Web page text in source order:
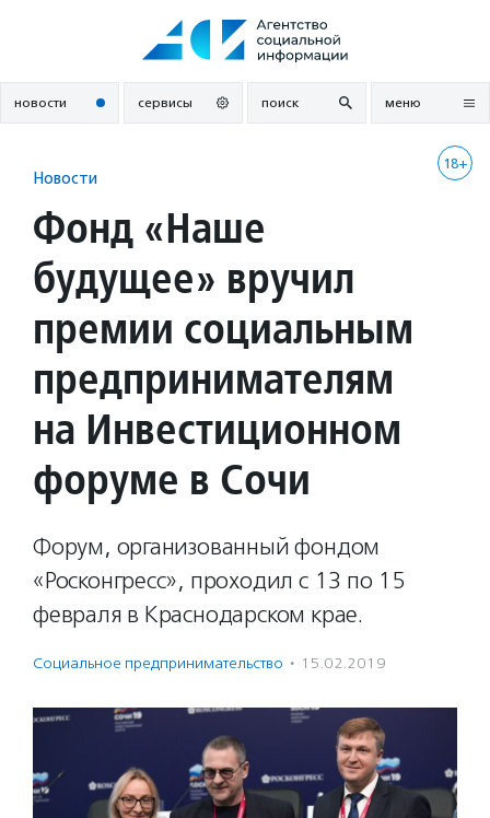
новости сервисы поиск меню
18+
Новости
Фонд «Наше
будущее» вручил
премии социальным
предпринимателям
на Инвестиционном
форуме в Сочи
Форум, организованный фондом
«Росконгресс», проходил с 13 по 15
февраля в Краснодарском крае.
Социальное предпри­нима­тель­ство · 15.02.2019